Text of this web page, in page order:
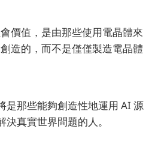
會價值，是由那些使用電晶體來
造的，而不是僅僅製造電晶體
是那些能夠創造性地運用 AI 源
真實世界問題的人。